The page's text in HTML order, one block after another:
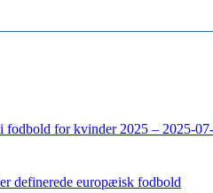
for kvinder 2025 – 2025-